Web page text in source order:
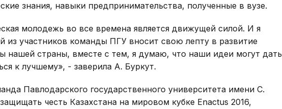
знания, навыки предпринимательства, полученные в вузе.
молодежь во все времена является движущей силой. И я
из участников команды ПГУ вносит свою лепту в развитие
нашей страны, вместе с тем, я думаю, что наши идеи могут дать
к лучшему», - заверила А. Буркут.
Павлодарского государственного университета имени С.
честь Казахстана на мировом кубке Enactus 2016,